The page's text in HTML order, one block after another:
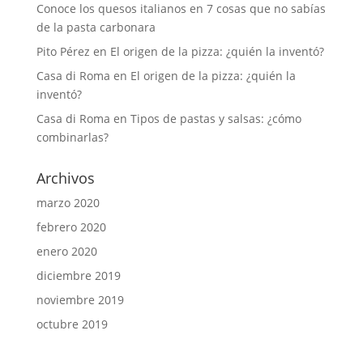
Conoce los quesos italianos en 7 cosas que no sabías
de la pasta carbonara
Pito Pérez en El origen de la pizza: ¿quién la inventó?
Casa di Roma en El origen de la pizza: ¿quién la
inventó?
Casa di Roma en Tipos de pastas y salsas: ¿cómo
combinarlas?
Archivos
marzo 2020
febrero 2020
enero 2020
diciembre 2019
noviembre 2019
octubre 2019